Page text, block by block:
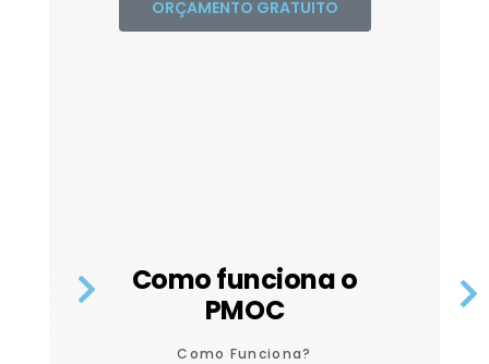
ORÇAMENTO GRATUITO
Como funciona o
PMOC
Como Funciona?